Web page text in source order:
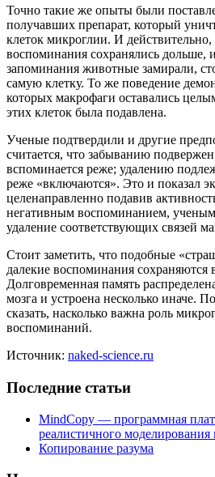
Точно такие же опыты были
получавших препарат, который
клеток микроглии. И
воспоминания сохранялись дольше,
запоминания животные замирали,
самую клетку. То же поведение
которых макрофаги оставались
этих клеток была подавлена.
Ученые подтвердили и другие
считается, что забыванию
вспоминается реже; удалению
реже «включаются». Это и показал
целенаправленно подавив
негативным воспоминанием, ученым
удаление соответствующих связей
Стоит заметить, что подобные
далекие воспоминания сохраняются
Долговременная память
мозга и устроена несколько иначе.
сказать, насколько важна роль
воспоминаний.
Источник: naked-science.ru
Последние статьи
MindCopy — программная
реалистичного
Копирование разума